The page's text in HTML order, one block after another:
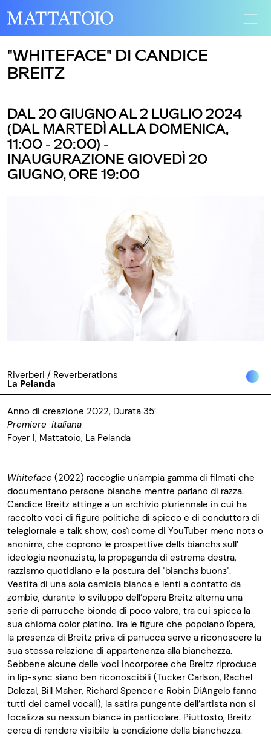
"WHITEFACE" DI CANDICE
BREITZ
DAL 20 GIUGNO AL 2 LUGLIO 2024
(DAL MARTEDÌ ALLA DOMENICA,
11:00 - 20:00) -
INAUGURAZIONE GIOVEDÌ 20
GIUGNO, ORE 19:00
Riverberi / Reverberations
La Pelanda
Anno di creazione 2022, Durata 35’
Premiere italiana
Foyer 1, Mattatoio, La Pelanda
Whiteface (2022) raccoglie un'ampia gamma di filmati che
documentano persone bianche mentre parlano di razza.
Candice Breitz attinge a un archivio pluriennale in cui ha
raccolto voci di figure politiche di spicco e di conduttorɜ di
telegiornale e talk show, così come di YouTuber meno notɜ o
anonimɜ, che coprono le prospettive dellɜ bianchɜ sull’
ideologia neonazista, la propaganda di estrema destra,
razzismo quotidiano e la postura dei "bianchɜ buonɜ".
Vestita di una sola camicia bianca e lenti a contatto da
zombie, durante lo sviluppo dell’opera Breitz alterna una
serie di parrucche bionde di poco valore, tra cui spicca la
sua chioma color platino. Tra le figure che popolano l'opera,
la presenza di Breitz priva di parrucca serve a riconoscere la
sua stessa relazione di appartenenza alla bianchezza.
Sebbene alcune delle voci incorporee che Breitz riproduce
in lip-sync siano ben riconoscibili (Tucker Carlson, Rachel
Dolezal, Bill Maher, Richard Spencer e Robin DiAngelo fanno
tutti dei camei vocali), la satira pungente dell’artista non si
focalizza su nessun biancǝ in particolare. Piuttosto, Breitz
cerca di rendere visibile la condizione della bianchezza.